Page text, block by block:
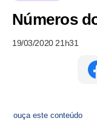
Números
19/03/2020 21h31
ouça este conteúdo